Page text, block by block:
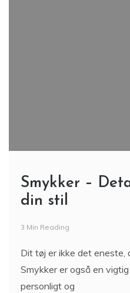
Smykker –
din stil
3 Min Reading
Dit tøj er ikke det eneste,
Smykker er også en
personligt og